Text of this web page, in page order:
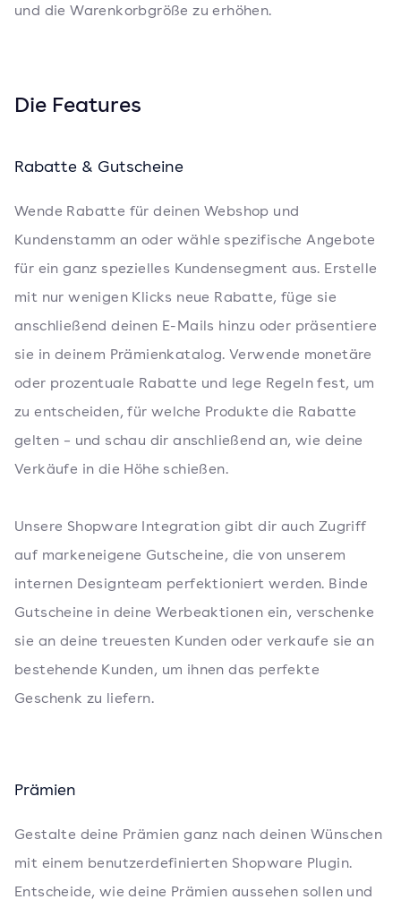
und die Warenkorbgröße zu erhöhen.
Die Features
Rabatte & Gutscheine
Wende Rabatte für deinen Webshop und
Kundenstamm an oder wähle spezifische Angebote
für ein ganz spezielles Kundensegment aus. Erstelle
mit nur wenigen Klicks neue Rabatte, füge sie
anschließend deinen E-Mails hinzu oder präsentiere
sie in deinem Prämienkatalog. Verwende monetäre
oder prozentuale Rabatte und lege Regeln fest, um
zu entscheiden, für welche Produkte die Rabatte
gelten – und schau dir anschließend an, wie deine
Verkäufe in die Höhe schießen.
Unsere Shopware Integration gibt dir auch Zugriff
auf markeneigene Gutscheine, die von unserem
internen Designteam perfektioniert werden. Binde
Gutscheine in deine Werbeaktionen ein, verschenke
sie an deine treuesten Kunden oder verkaufe sie an
bestehende Kunden, um ihnen das perfekte
Geschenk zu liefern.
Prämien
Gestalte deine Prämien ganz nach deinen Wünschen
mit einem benutzerdefinierten Shopware Plugin.
Entscheide, wie deine Prämien aussehen sollen und